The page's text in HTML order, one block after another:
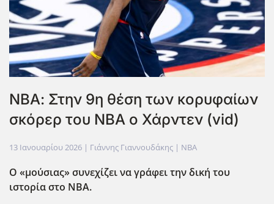
ΝΒΑ: Στην 9η θέση των κορυφαίων
σκόρερ του ΝΒΑ ο Χάρντεν (vid)
13 Ιανουαρίου 2026 | Γιάννης Γιαννουδάκης | NBA
Ο «μούσιας» συνεχίζει να γράφει την δική του
ιστορία στο ΝΒΑ.